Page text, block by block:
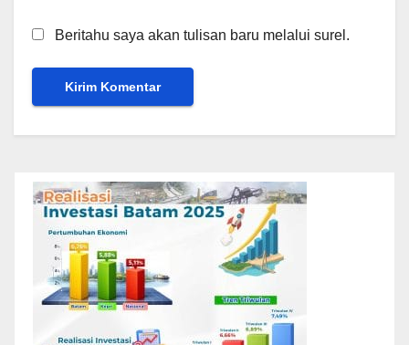
Beritahu saya akan tulisan baru melalui surel.